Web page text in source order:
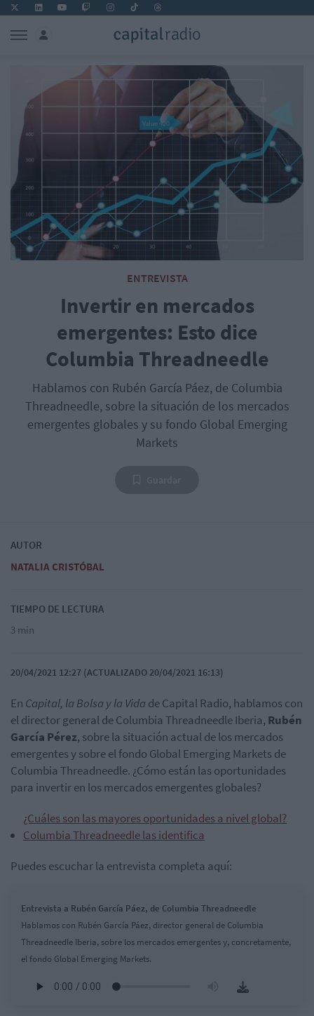
ENTREVISTA
Invertir en mercados
emergentes: Esto dice
Columbia Threadneedle
Hablamos con Rubén García Páez, de Columbia
Threadneedle, sobre la situación de los mercados
emergentes globales y su fondo Global Emerging
Markets
AUTOR
NATALIA CRISTÓBAL
TIEMPO DE LECTURA
3 min
20/04/2021 12:27 (ACTUALIZADO 20/04/2021 16:13)
En Capital, la Bolsa y la Vida de Capital Radio, hablamos con
el director general de Columbia Threadneedle Iberia, Rubén
García Pérez, sobre la situación actual de los mercados
emergentes y sobre el fondo Global Emerging Markets de
Columbia Threadneedle. ¿Cómo están las oportunidades
para invertir en los mercados emergentes globales?
¿Cuáles son las mayores oportunidades a nivel global?
Columbia Threadneedle las identifica
Puedes escuchar la entrevista completa aquí:
Entrevista a Rubén García Páez, de Columbia Threadneedle
Hablamos con Rubén García Páez, director general de Columbia
Threadneedle Iberia, sobre los mercados emergentes y, concretamente,
el fondo Global Emerging Markets.